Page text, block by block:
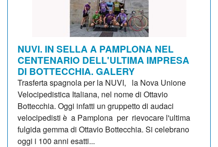
NUVI. IN SELLA A PAMPLONA NEL
CENTENARIO DELL'ULTIMA IMPRESA
DI BOTTECCHIA. GALERY
Trasferta spagnola per la NUVI, la Nova Unione
Velocipedistica Italiana, nel nome di Ottavio
Bottecchia. Oggi infatti un gruppetto di audaci
velocipedisti è a Pamplona per rievocare l'ultima
fulgida gemma di Ottavio Bottecchia. Si celebrano
oggi i 100 anni esatti...